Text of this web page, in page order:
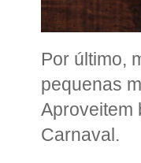
Por último,
pequenas
Aproveitem
Carnaval.